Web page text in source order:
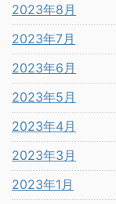
2023年8月
2023年7月
2023年6月
2023年5月
2023年4月
2023年3月
2023年1月